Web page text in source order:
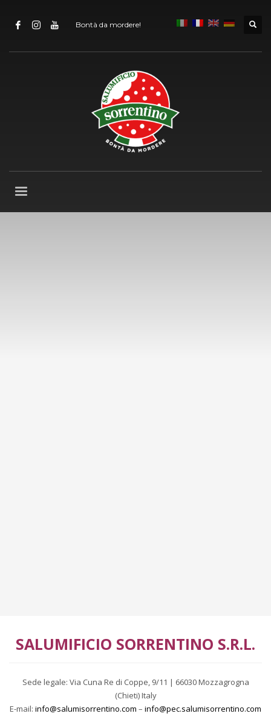
Bontà da mordere!
SALUMIFICIO SORRENTINO S.R.L.
Sede legale: Via Cuna Re di Coppe, 9/11 | 66030 Mozzagrogna
(Chieti) Italy
E-mail: info@salumisorrentino.com – info@pec.salumisorrentino.com